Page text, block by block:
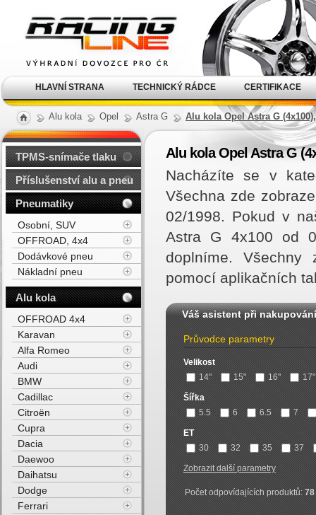
Alu kola Opel Astra G Alu kola Opel Astra G
Alu kola Opel Astra G
Nacházíte se v
Všechna zde
02/1998. Pokud v
Astra G 4x100 od
doplníme. Všechny
pomocí aplikačních
Váš asistent při nakupování
Průvodce parametry
Velikost
14"
15" 16" 17"
Šířka
5.5
6 6.5 7
ET
30
32 35 37
Zobrazit další parametry
Počet odpovídajících produktů:78
TPMS-snímače tlaku
Příslušenství alu a pneu
Pneumatiky
Osobní, SUV
OFFROAD, 4x4
Dodávkové pneu
Nákladní pneu
Alu kola
OFFROAD 4x4
Karavan
Alfa Romeo
Audi
BMW
Cadillac
Citroën
Cupra
Dacia
Daewoo
Daihatsu
Dodge
Ferrari
kola Racing Line
HLAVNÍ STRANA TECHNICKÝ RÁDCE CERTIFIKACE